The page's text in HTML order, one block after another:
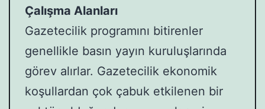
Çalışma Alanları
Gazetecilik programını bitirenler
genellikle basın yayın kuruluşlarında
görev alırlar. Gazetecilik ekonomik
koşullardan çok çabuk etkilenen bir